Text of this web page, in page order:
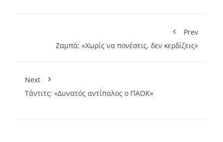
Prev
Ζαμπά: «Χωρίς να πονέσεις, δεν κερδίζεις»
Next
Τάντιτς: «Δυνατός αντίπαλος ο ΠΑΟΚ»